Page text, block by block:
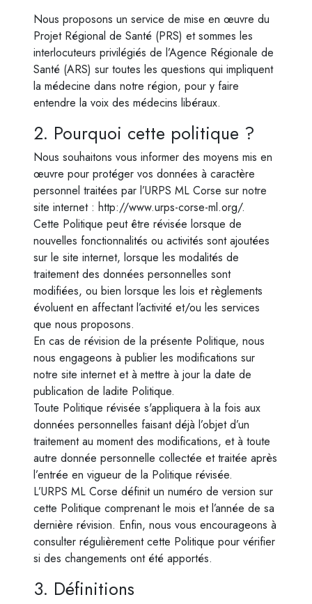
Nous proposons un service de mise en œuvre du
Projet Régional de Santé (PRS) et sommes les
interlocuteurs privilégiés de l’Agence Régionale de
Santé (ARS) sur toutes les questions qui impliquent
la médecine dans notre région, pour y faire
entendre la voix des médecins libéraux.
2. Pourquoi cette politique ?
Nous souhaitons vous informer des moyens mis en
œuvre pour protéger vos données à caractère
personnel traitées par l’URPS ML Corse sur notre
site internet : http://www.urps-corse-ml.org/.
Cette Politique peut être révisée lorsque de
nouvelles fonctionnalités ou activités sont ajoutées
sur le site internet, lorsque les modalités de
traitement des données personnelles sont
modifiées, ou bien lorsque les lois et règlements
évoluent en affectant l’activité et/ou les services
que nous proposons.
En cas de révision de la présente Politique, nous
nous engageons à publier les modifications sur
notre site internet et à mettre à jour la date de
publication de ladite Politique.
Toute Politique révisée s'appliquera à la fois aux
données personnelles faisant déjà l’objet d’un
traitement au moment des modifications, et à toute
autre donnée personnelle collectée et traitée après
l’entrée en vigueur de la Politique révisée.
L’URPS ML Corse définit un numéro de version sur
cette Politique comprenant le mois et l’année de sa
dernière révision. Enfin, nous vous encourageons à
consulter régulièrement cette Politique pour vérifier
si des changements ont été apportés.
3. Définitions